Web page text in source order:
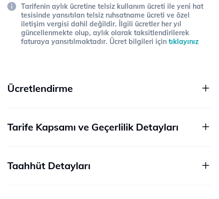
Tarifenin aylık ücretine telsiz kullanım ücreti ile yeni hat
tesisinde yansıtılan telsiz ruhsatname ücreti ve özel
iletişim vergisi dahil değildir. İlgili ücretler her yıl
güncellenmekte olup, aylık olarak taksitlendirilerek
faturaya yansıtılmaktadır. Ücret bilgileri için tıklayınız
Ücretlendirme
Tarife Kapsamı ve Geçerlilik Detayları
Taahhüt Detayları